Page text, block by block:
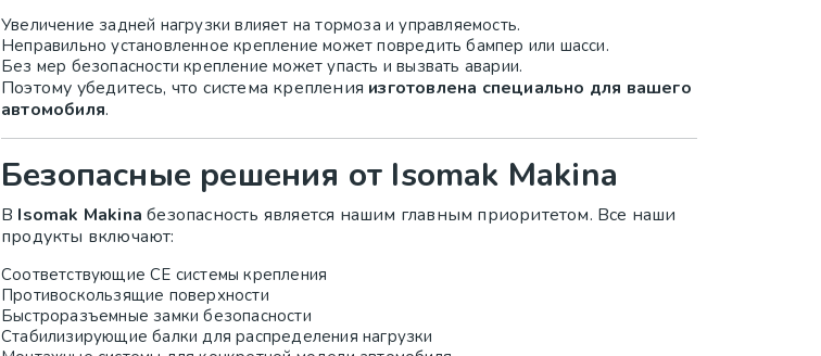
Увеличение задней нагрузки влияет на тормоза и управляемость.
Неправильно установленное крепление может повредить бампер или шасси.
Без мер безопасности крепление может упасть и вызвать аварии.
Поэтому убедитесь, что система крепления изготовлена специально для вашего
автомобиля.
Безопасные решения от Isomak Makina
В Isomak Makina безопасность является нашим главным приоритетом. Все наши
продукты включают:
Соответствующие CE системы крепления
Противоскользящие поверхности
Быстроразъемные замки безопасности
Стабилизирующие балки для распределения нагрузки